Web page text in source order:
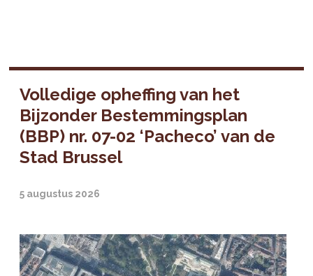
Volledige opheffing van het
Bijzonder Bestemmingsplan
(BBP) nr. 07-02 ‘Pacheco’ van de
Stad Brussel
5 augustus 2026